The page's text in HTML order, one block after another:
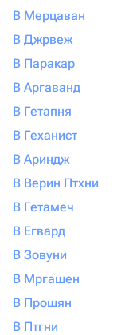
В Мерцаван
В Джрвеж
В Паракар
В Аргаванд
В Гетапня
В Геханист
В Ариндж
В Верин Птхни
В Гетамеч
В Егвард
В Зовуни
В Мргашен
В Прошян
В Птгни